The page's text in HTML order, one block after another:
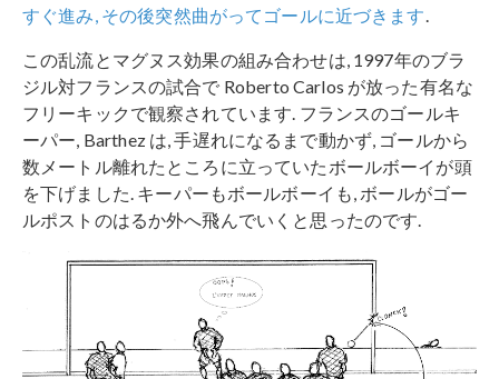
すぐ進み, その後突然曲がってゴールに近づきます
この乱流とマグヌス効果の組み合わせは, 1997年のブラ
ジル対フランスの試合で Roberto Carlos が放った有名な
フリーキックで観察されています. フランスのゴールキ
ーパー, Barthez は, 手遅れになるまで動かず, ゴールから
数メートル離れたところに立っていたボールボーイが頭
を下げました. キーパーもボールボーイも, ボールがゴー
ルポストのはるか外へ飛んでいくと思ったのです.